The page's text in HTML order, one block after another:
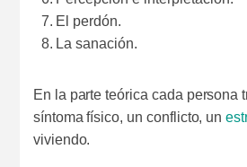
El perdón.
La sanación.
En la parte teórica cada persona
síntoma físico, un conflicto, un
viviendo.